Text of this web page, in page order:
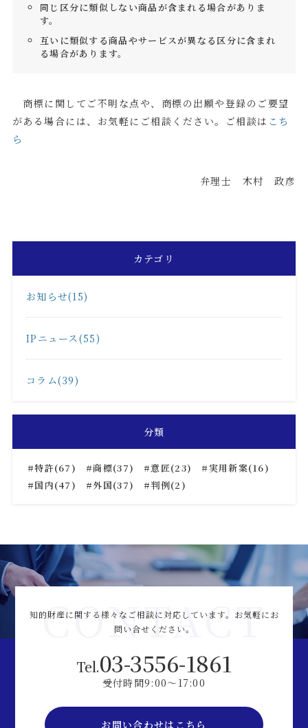
同じ区分に類似しない商品が含まれる場合がありま
す。
互いに類似する商品やサービスが異なる区分に含まれ
る場合があります。
商標に関してご不明な点や、商標の出願や登録のご要望
がある場合には、お気軽にご相談ください。ご相談は こち
ら
弁理士 木村 政彦
カテゴリ
お知らせ(15)
IPニュース(55)
コラム(39)
分類
特許(67) 商標(37) 意匠(23)
実用新案(16)
国内(47)
外国(37) 判例(2)
CONTACT
知的財産に関する様々なご相談に対応しています。 お気軽にお
問い合せください。
Tel.03-3556-1861
受付時間9:00～17:00
お問い合わせはこちら